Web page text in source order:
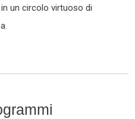
in un circolo virtuoso di